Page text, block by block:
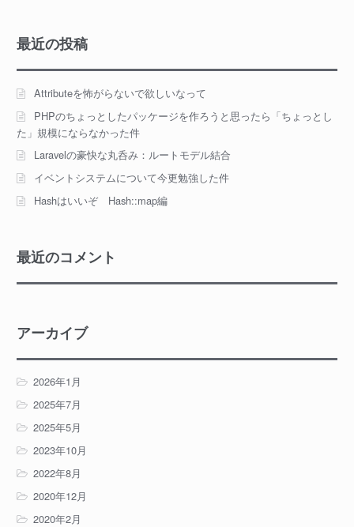
最近の投稿
Attributeを怖がらないで欲しいなって
PHPのちょっとしたパッケージを作ろうと思ったら「ちょっとし
た」規模にならなかった件
Laravelの豪快な丸呑み：ルートモデル結合
イベントシステムについて今更勉強した件
Hashはいいぞ Hash::map編
最近のコメント
アーカイブ
2026年1月
2025年7月
2025年5月
2023年10月
2022年8月
2020年12月
2020年2月